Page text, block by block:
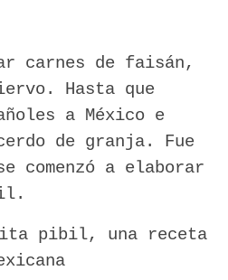
carnes de faisán,
Hasta que
a México e
de granja. Fue
comenzó a elaborar